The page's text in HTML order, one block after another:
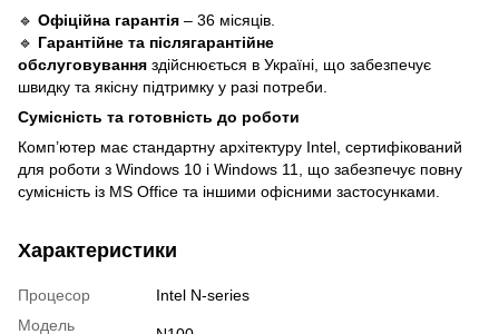
🔹 Офіційна гарантія – 36 місяців.
🔹 Гарантійне та післягарантійне
обслуговування здійснюється в Україні, що забезпечує
швидку та якісну підтримку у разі потреби.
Сумісність та готовність до роботи
Комп’ютер має стандартну архітектуру Intel, сертифікований
для роботи з Windows 10 і Windows 11, що забезпечує повну
сумісність із MS Office та іншими офісними застосунками.
Характеристики
Процесор
Intel N-series
Модель